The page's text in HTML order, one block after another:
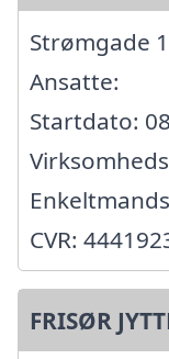
Strømgade
Ansatte:
Startdato:
CVR:
FRISØR